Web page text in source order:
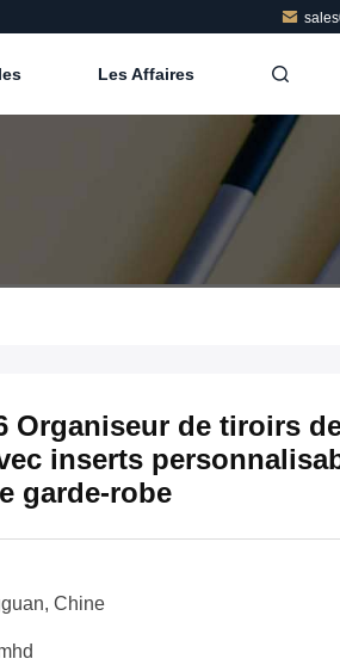
Les Affaires
Organiseur de tiroirs
inserts
garde-robe
Chine